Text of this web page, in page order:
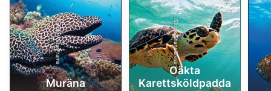
Alamy-WaterFrame
Muräna
iStock-ShaneGross
Oäkta
Karettsköldpadda